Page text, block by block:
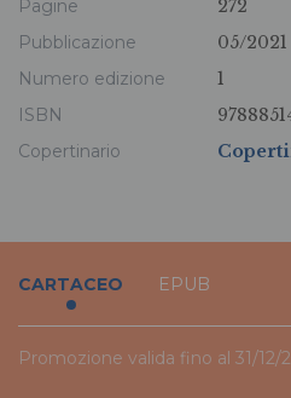
Pagine
272
Pubblicazione
05/2021
Numero edizione
1
ISBN
Copertinario
CARTACEO EPUB
Promozione valida fino al 31/12/